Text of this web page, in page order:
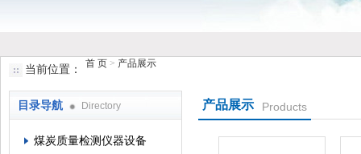
鹤壁市小猪视频罗志祥仪器仪表有限公司
当前位置： 首 页 > 产品展示
目录导航 Directory
煤炭质量检测仪器设备
产品展示 Products